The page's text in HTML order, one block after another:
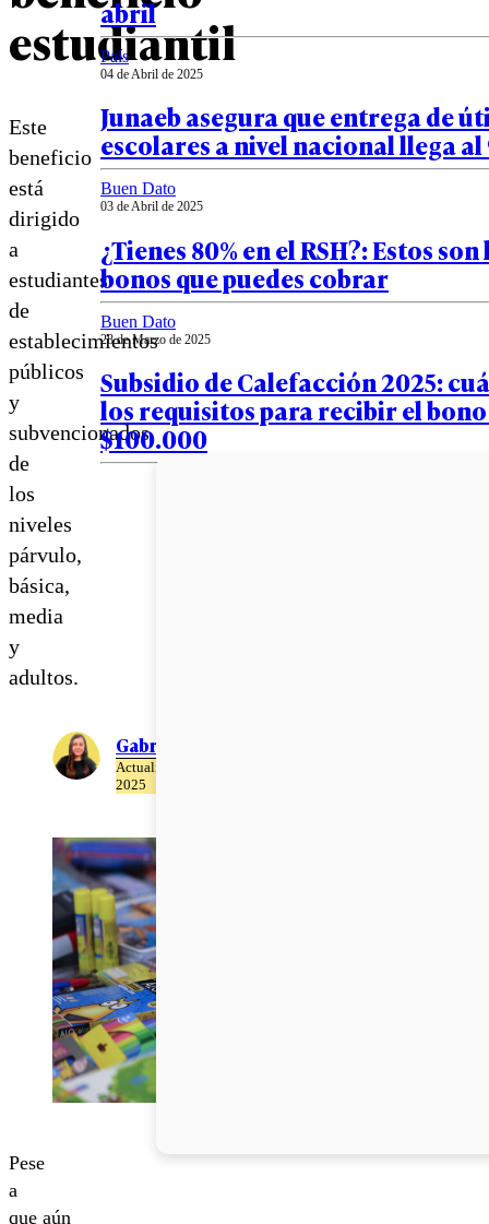
estudiantil
Este
beneficio
está
dirigido
a
estudiantes
de
establecimientos
públicos
y
subvencionados
de
los
niveles
párvulo,
básica,
media
y
adultos.
Gabriela Romo
Actualizado el 22 de Abril del
2025
Pese
a
que aún
abril
País
04 de Abril de 2025
Junaeb asegura que entrega de
escolares a nivel nacional llega al
Buen Dato
03 de Abril de 2025
¿Tienes 80% en el RSH?: Estos
bonos que puedes cobrar
Buen Dato
28 de Marzo de 2025
Subsidio de Calefacción 2025:
los requisitos para recibir el
$100.000